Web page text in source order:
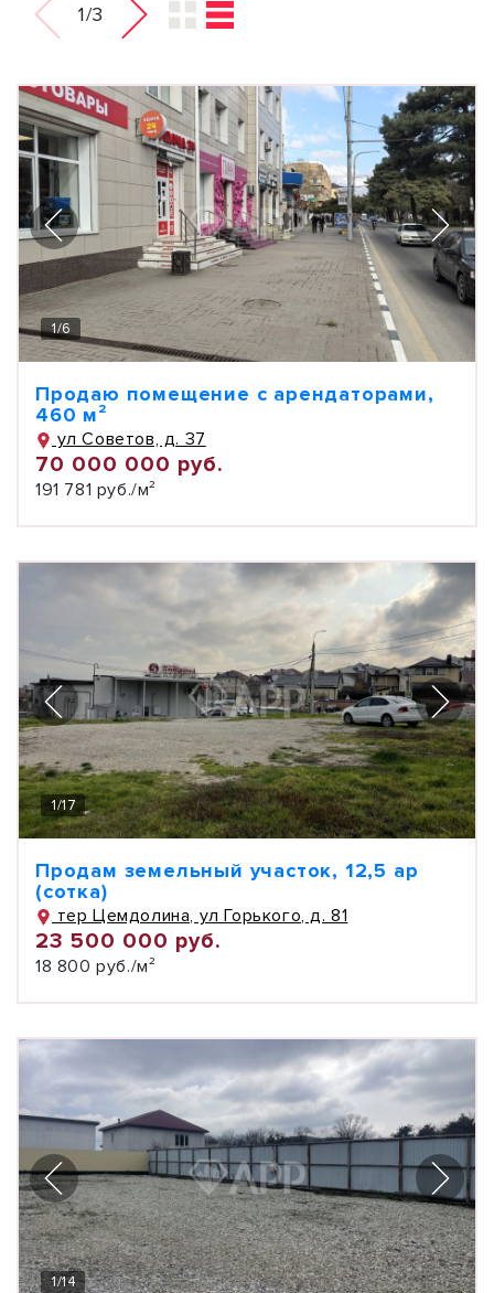
1/3
1/6
Продаю помещение с арендаторами,
460 м²
ул Советов, д. 37
70 000 000 руб.
191 781 руб./м²
1/17
Продам земельный участок, 12,5 ар
(сотка)
тер Цемдолина, ул Горького, д. 81
23 500 000 руб.
18 800 руб./м²
1/14